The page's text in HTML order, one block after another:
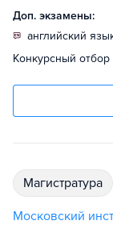
Доп. экзамены:
английский
Конкурсный отбор
магистратура
Московский